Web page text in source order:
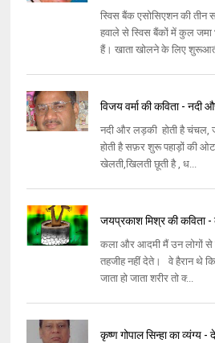
स्‍विस बैंक एसोसिएशन की तीन
हवाले से स्‍विस बैंकों में कुल जमा
हैं। खाता खोलने के लिए
विजय वर्मा की कविता - नदी
नदी और लड़की होती है चंचल,
होती है सफ़र शुरू पहाड़ों की
खेलती,खिलती छूती है , ध...
जयप्रकाश मिश्र की कविता
कला और आदमी मैं उन लोगों से
तहजीह नहीं देते। वे हैरान थे
जाता हो जाता शरीर तो क्‍...
कृष्ण गोपाल सिन्हा का व्यंग्य